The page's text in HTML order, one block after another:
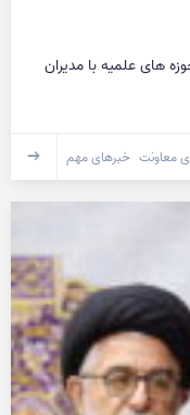
های علمیه با مدیران
معاونت خبرهای مهم